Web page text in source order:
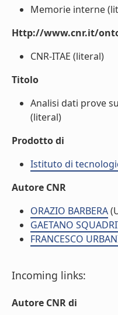
Memorie interne
Http://www.cnr.it/
CNR-ITAE (literal)
Titolo
Analisi dati prove
(literal)
Prodotto di
Istituto di
Autore CNR
ORAZIO BARBERA
GAETANO
FRANCESCO
Incoming links:
Autore CNR di